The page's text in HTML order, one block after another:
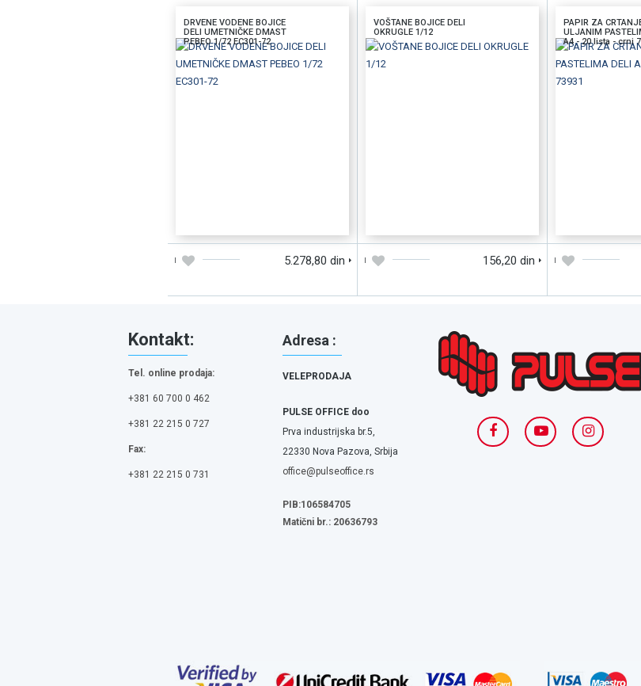
DRVENE VODENE BOJICE
DELI UMETNIČKE DMAST
PEBEO 1/72 EC301-72
5.278,80 din
VOŠTANE BOJICE DELI
OKRUGLE 1/12
156,20 din
PAPIR ZA
ULJANIM
A4 - 20 lista - crni
Kontakt:
Tel. online prodaja:
+381 60 700 0 462
+381 22 215 0 727
Fax:
+381 22 215 0 731
Adresa :
VELEPRODAJA
PULSE OFFICE doo
Prva industrijska br.5,
22330 Nova Pazova, Srbija
office@pulseoffice.rs
PIB:106584705
Matični br.: 20636793